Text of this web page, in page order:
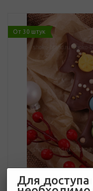
От 30 штук
Для доступа